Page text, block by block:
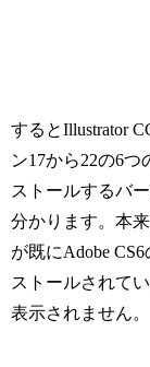
するとIllustrator
ン17から22の6
ストールするバ
分かります。本
が既にAdobe
ストールされて
表示されません。